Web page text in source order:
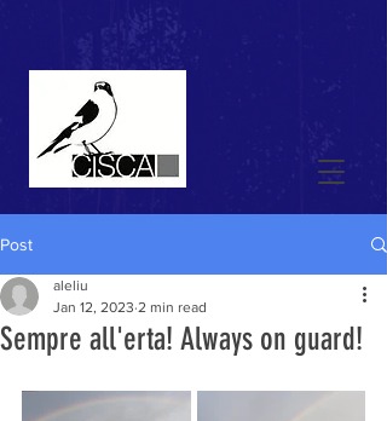
Post
Sempre all'erta! Always on guard!
aleliu
Jan 12, 2023 2 min read